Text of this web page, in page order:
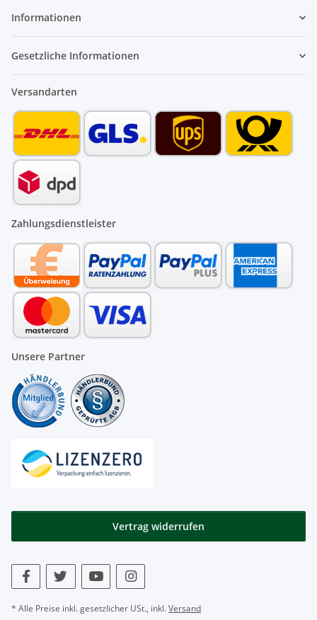
Informationen
Gesetzliche Informationen
Versandarten
Zahlungsdienstleister
Unsere Partner
Vertrag widerrufen
* Alle Preise inkl. gesetzlicher USt., inkl.Versand